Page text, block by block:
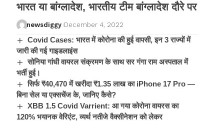
भारत या बांग्लादेश, भारतीय टीम बांग्लादेश दौरे पर
newsdiggy December 4, 2022
Covid Cases: भारत में कोरोना की हुई वापसी, इन 3 राज्यों में
जारी की गई गाइडलाइंस
सोनिया गांधी वायरल संक्रमण के साथ सर गंगा राम अस्पताल में
भर्ती हुई।
सिर्फ ₹40,470 में खरीदा ₹1.35 लाख का iPhone 17 Pro —
बिना सेल या एक्सचेंज के, जानिए कैसे?
XBB 1.5 Covid Varrient: आ गया कोरोना वायरस का
120% भयानक वेरिएंट, व्यर्थ नतीजे वैक्सीनेशन को लेकर